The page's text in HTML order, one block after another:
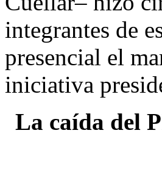
integrantes de
presencial el
iniciativa
La caída del